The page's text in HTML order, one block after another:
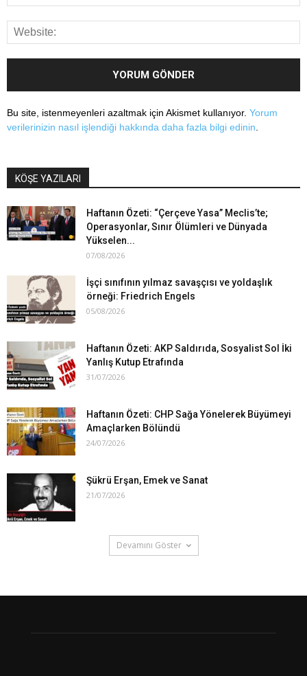
Bu site, istenmeyenleri azaltmak için Akismet kullanıyor. Yorum
verilerinizin nasıl işlendiği hakkında daha fazla bilgi edinin
KÖŞE YAZILARI
Haftanın Özeti: “Çerçeve Yasa” Meclis’te;
Operasyonlar, Sınır Ölümleri ve Dünyada
Yükselen...
07/08/2026
İşçi sınıfının yılmaz savaşçısı ve yoldaşlık
örneği: Friedrich Engels
05/08/2026
Haftanın Özeti: AKP Saldırıda, Sosyalist Sol İki
Yanlış Kutup Etrafında
31/07/2026
Haftanın Özeti: CHP Sağa Yönelerek Büyümeyi
Amaçlarken Bölündü
24/07/2026
Şükrü Erşan, Emek ve Sanat
21/07/2026
Devamını Göster